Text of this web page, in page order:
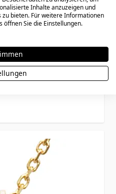
Silber mit Gravur
Inhalte anzuzeigen und
bieten. Für weitere Informationen
öffnen Sie die Einstellungen.